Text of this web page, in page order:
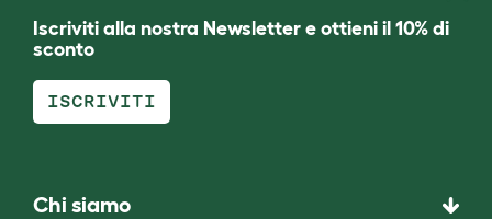
Iscriviti alla nostra Newsletter e ottieni il 10% di
sconto
ISCRIVITI
Chi siamo